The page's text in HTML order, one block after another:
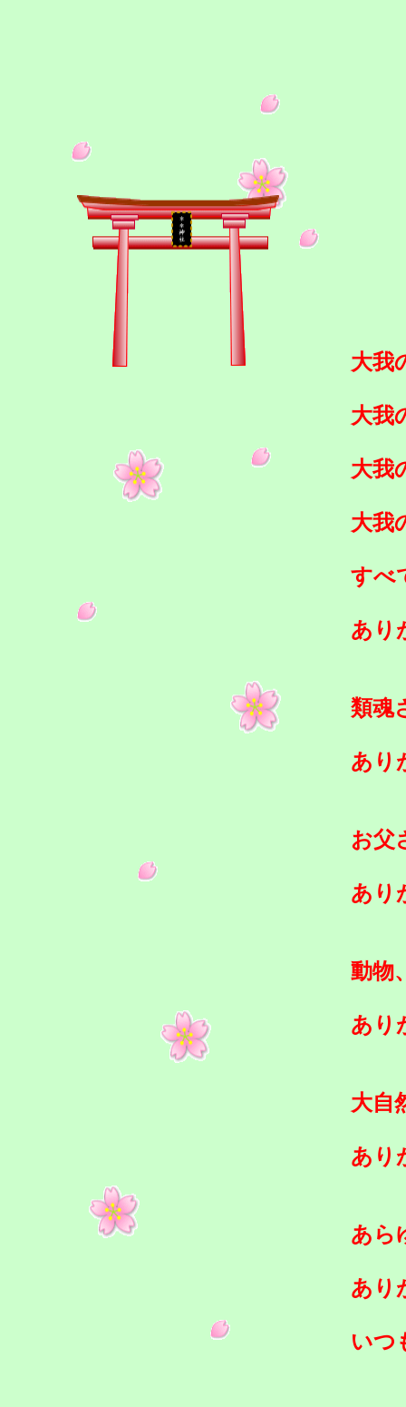
大我
大我
大我
大我
すべ
あり
類魂
あり
お父
あり
動物
あり
大自
あり
あら
あり
いつ